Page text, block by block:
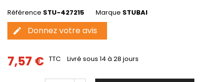
Référence STU-427215 Marque STUBAI
edit Donnez votre avis
7,57 € TTC Livré sous 14 à 28 jours